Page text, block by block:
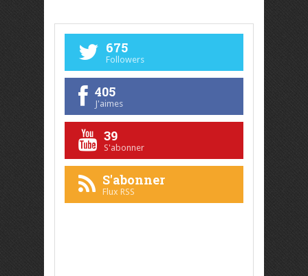
675
Followers
405
J'aimes
39
S'abonner
S'abonner
Flux RSS